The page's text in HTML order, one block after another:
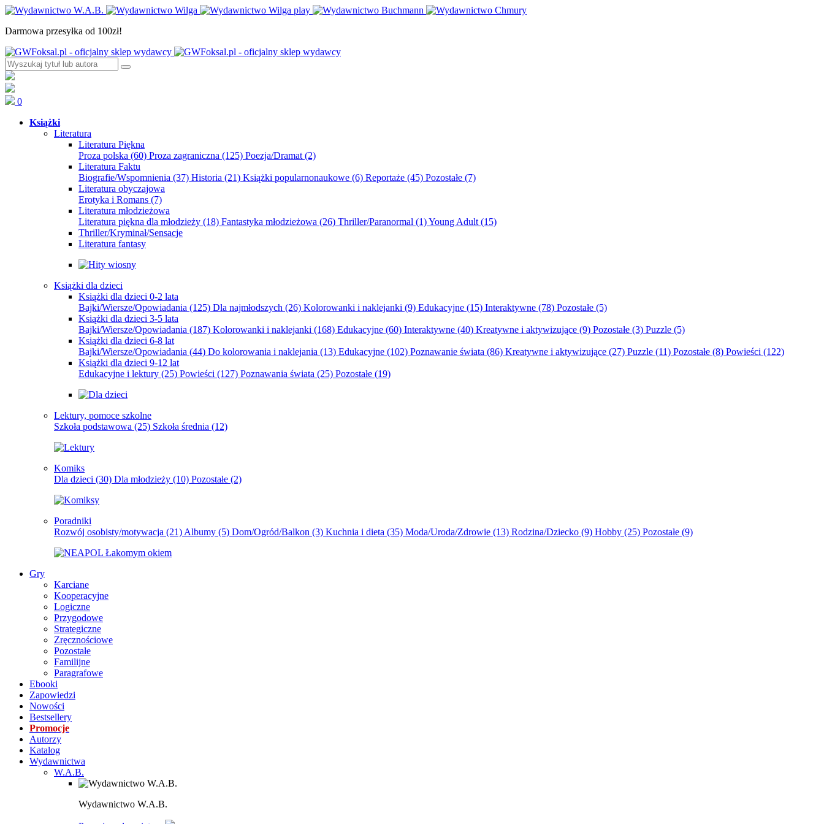
Darmowa przesyłka od 100zł!
0
Książki
Literatura
Literatura Piękna
Proza polska (60) Proza zagraniczna (125) Poezja/Dramat (2)
Literatura Faktu
Biografie/Wspomnienia (37) Historia (21) Książki popularnonaukowe (6) Reportaże (45) Pozostałe (7)
Literatura obyczajowa
Erotyka i Romans (7)
Literatura młodzieżowa
Literatura piękna dla młodzieży (18) Fantastyka młodzieżowa (26) Thriller/Paranormal (1)Young Adult (15)
Thriller/Kryminał/Sensacje
Literatura fantasy
Książki dla dzieci
Książki dla dzieci 0-2 lata
Bajki/Wiersze/Opowiadania (125) Dla najmłodszych (26) Kolorowanki i naklejanki (9) Edukacyjne (15) Interaktywne (78) Pozostałe (5)
Książki dla dzieci 3-5 lata
Bajki/Wiersze/Opowiadania (187) Kolorowanki i naklejanki (168) Edukacyjne (60) Interaktywne (40) Kreatywne i aktywizujące (9) Pozostałe (3) Puzzle (5)
Książki dla dzieci 6-8 lat
Bajki/Wiersze/Opowiadania (44) Do kolorowania i naklejania (13) Edukacyjne (102) Poznawanie świata (86) Kreatywne i aktywizujące (27) Puzzle (11) Pozostałe (8) Powieści (122)
Książki dla dzieci 9-12 lat
Edukacyjne i lektury (25) Powieści (127) Poznawania świata (25) Pozostałe (19)
Lektury, pomoce szkolne
Szkoła podstawowa (25) Szkoła średnia (12)
Komiks
Dla dzieci (30) Dla młodzieży (10) Pozostałe (2)
Poradniki
Rozwój osobisty/motywacja (21) Albumy (5) Dom/Ogród/Balkon (3) Kuchnia i dieta (35) Moda/Uroda/Zdrowie (13) Rodzina/Dziecko (9) Hobby (25) Pozostałe (9)
Gry
Karciane
Kooperacyjne
Logiczne
Przygodowe
Strategiczne
Zręcznościowe
Pozostałe
Familijne
Paragrafowe
Ebooki
Zapowiedzi
Nowości
Bestsellery
Promocje
Autorzy
Katalog
Wydawnictwa
W.A.B.
Wydawnictwo W.A.B.